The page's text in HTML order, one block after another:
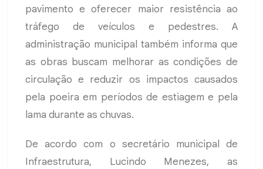
pavimento e oferecer maior resistência ao
tráfego de veículos e pedestres. A
administração municipal também informa que
as obras buscam melhorar as condições de
circulação e reduzir os impactos causados
pela poeira em períodos de estiagem e pela
lama durante as chuvas.
De acordo com o secretário municipal de
Infraestrutura, Lucindo Menezes, as